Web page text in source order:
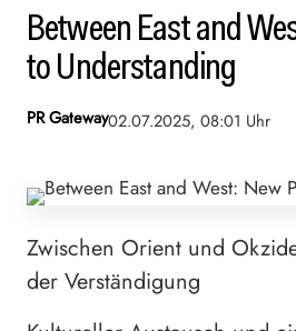
Between East and
to Understanding
PR Gateway02.07.2025, 08:01 Uhr
Zwischen Orient und
der Verständigung